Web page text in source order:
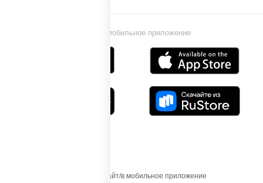
Установи мобильное приложение
Осуществляя вход на этот Сайт/в мобильное приложение